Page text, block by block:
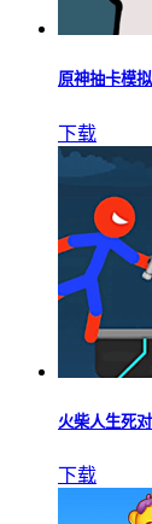
原神抽卡模
下载
火柴人生死
下载